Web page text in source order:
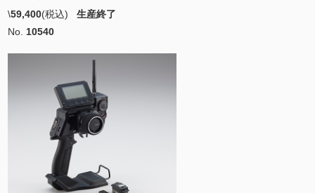
\59,400(税込) 生産終了
No. 10540